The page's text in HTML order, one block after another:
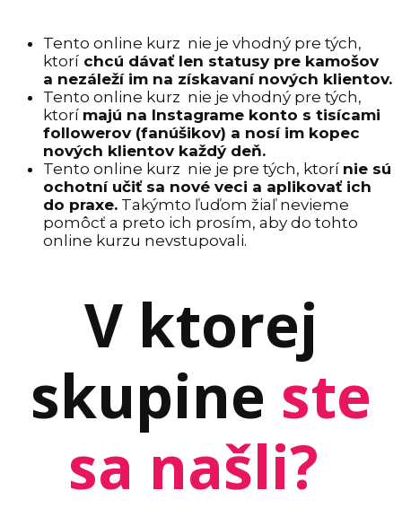
Tento online kurz nie je vhodný pre tých,
ktorí chcú dávať len statusy pre kamošov
a nezáleží im na získavaní nových klientov.
Tento online kurz nie je vhodný pre tých,
ktorí majú na Instagrame konto s tisícami
followerov (fanúšikov) a nosí im kopec
nových klientov každý deň.
Tento online kurz nie je pre tých, ktorí nie sú
ochotní učiť sa nové veci a aplikovať ich
do praxe. Takýmto ľuďom žiaľ nevieme
pomôcť a preto ich prosím, aby do tohto
online kurzu nevstupovali.
V ktorej
skupine ste
sa našli?